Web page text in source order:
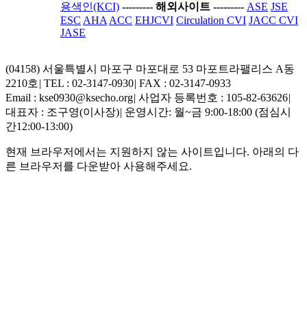
용색인(KCI) --------- 해외사이트 --------- ASE JSE
ESC AHA ACC EHJCVI Circulation CVI JACC CVI
JASE
(04158) 서울특별시 마포구 마포대로 53 마포트라팰리스 A동
2210호 | TEL : 02-3147-0930| FAX : 02-3147-0933
Email : kse0930@ksecho.org| 사업자 등록번호 : 105-82-63626|
대표자 : 조구영(이사장)| 운영시간: 월~금 9:00-18:00 (점심시
간12:00-13:00)
현재 브라우저에서는 지원하지 않는 사이트입니다. 아래의 다
른 브라우저를 다운받아 사용해주세요.